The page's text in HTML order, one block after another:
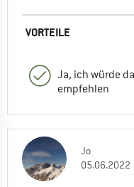
VORTEILE
Ja, ich würde
empfehlen
Jo
05.06.2022